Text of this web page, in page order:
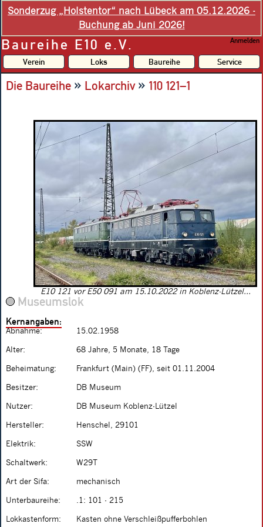
Sonderzug „Holstentor“ nach Lübeck am 05.12.2026 -
Buchung ab Juni 2026!
Baureihe E10 e.V. Anmelden
Verein Loks Baureihe Service
Die Baureihe » Lokarchiv» 110 121–1
E10 121 vor E50 091 am 15.10.2022 in Koblenz-Lützel...
Museumslok
Kernangaben:
Abnahme: 15.02.1958
Alter: 68 Jahre, 5 Monate, 18 Tage
Beheimatung: Frankfurt (Main) (FF), seit 01.11.2004
Besitzer: DB Museum
Nutzer: DB Museum Koblenz-Lützel
Hersteller: Henschel, 29101
Elektrik: SSW
Schaltwerk: W29T
Art der Sifa: mechanisch
Unterbaureihe: .1: 101 - 215
Lokkastenform: Kasten ohne Verschleißpufferbohlen